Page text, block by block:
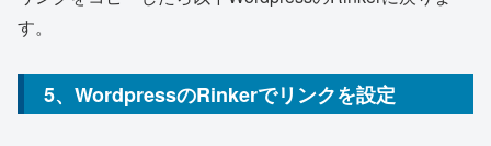
す。
5、WordpressのRinkerでリンクを設定